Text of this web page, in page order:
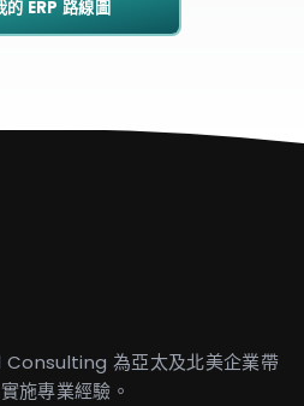
的 ERP 路線圖
Consulting 為亞太及北美企業帶
施專業經驗。